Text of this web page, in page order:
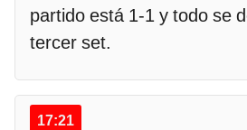
partido está 1-1 y todo se
tercer set.
17:21